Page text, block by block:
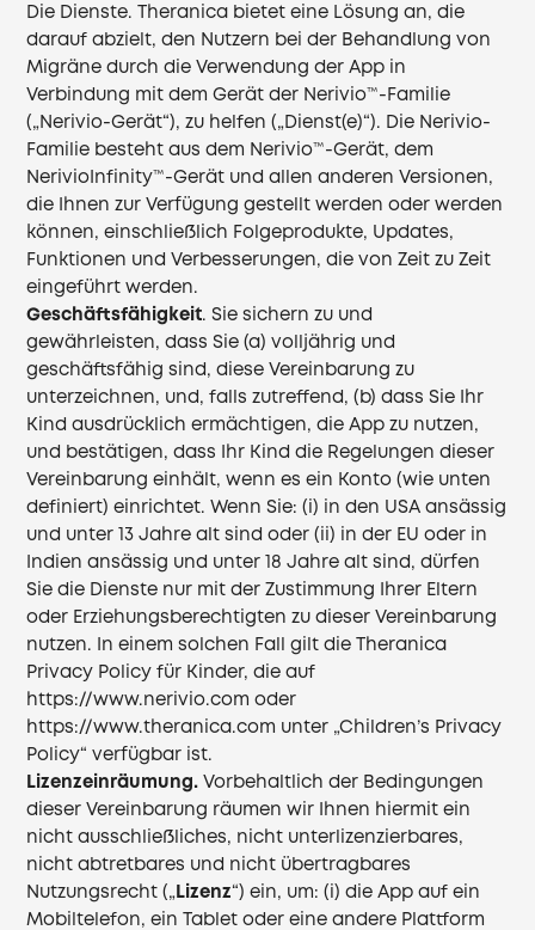
Die Dienste. Theranica bietet eine Lösung an, die
darauf abzielt, den Nutzern bei der Behandlung von
Migräne durch die Verwendung der App in
Verbindung mit dem Gerät der Nerivio™-Familie
(„Nerivio-Gerät“), zu helfen („Dienst(e)“). Die Nerivio-
Familie besteht aus dem Nerivio™-Gerät, dem
NerivioInfinity™-Gerät und allen anderen Versionen,
die Ihnen zur Verfügung gestellt werden oder werden
können, einschließlich Folgeprodukte, Updates,
Funktionen und Verbesserungen, die von Zeit zu Zeit
eingeführt werden.
Geschäftsfähigkeit. Sie sichern zu und
gewährleisten, dass Sie (a) volljährig und
geschäftsfähig sind, diese Vereinbarung zu
unterzeichnen, und, falls zutreffend, (b) dass Sie Ihr
Kind ausdrücklich ermächtigen, die App zu nutzen,
und bestätigen, dass Ihr Kind die Regelungen dieser
Vereinbarung einhält, wenn es ein Konto (wie unten
definiert) einrichtet. Wenn Sie: (i) in den USA ansässig
und unter 13 Jahre alt sind oder (ii) in der EU oder in
Indien ansässig und unter 18 Jahre alt sind, dürfen
Sie die Dienste nur mit der Zustimmung Ihrer Eltern
oder Erziehungsberechtigten zu dieser Vereinbarung
nutzen. In einem solchen Fall gilt die Theranica
Privacy Policy für Kinder, die auf
https://www.nerivio.com oder
https://www.theranica.com unter „Children’s Privacy
Policy“ verfügbar ist.
Lizenzeinräumung. Vorbehaltlich der Bedingungen
dieser Vereinbarung räumen wir Ihnen hiermit ein
nicht ausschließliches, nicht unterlizenzierbares,
nicht abtretbares und nicht übertragbares
Nutzungsrecht („ Lizenz“) ein, um: (i) die App auf ein
Mobiltelefon, ein Tablet oder eine andere Plattform